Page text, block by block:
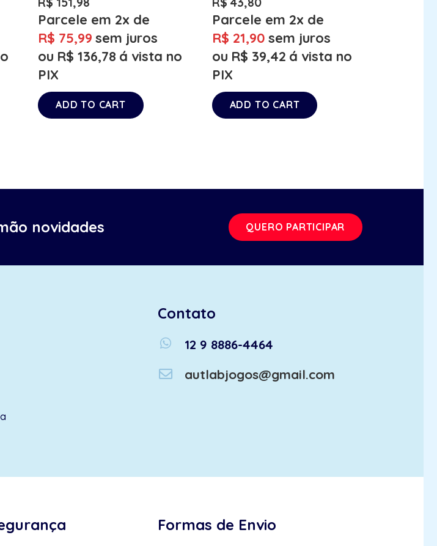
Parcele em 2x de
R$ 75,99 sem juros
ou R$ 136,78 á vista no
PIX
ADD TO CART
Parcele em 2x de
R$ 21,90 sem juros
ou R$ 39,42 á vista no
PIX
ADD TO CART
novidades QUERO PARTICIPAR
Contato
whatsapp
12 9 8886-4464
autlabjogos@gmail.com
Formas de Envio